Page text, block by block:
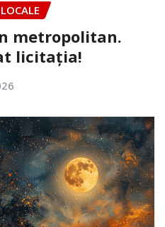
metropolitan.
licitația!